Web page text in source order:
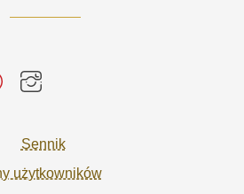
Sennik
użytkowników